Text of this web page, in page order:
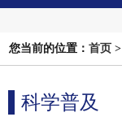
您当前的位置：首页
科学普及